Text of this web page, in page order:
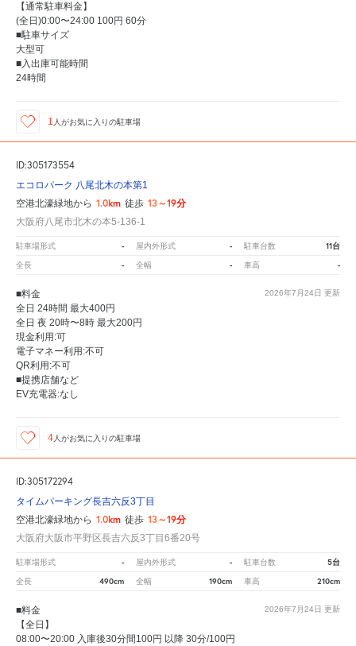
【通常駐車料金】
(全日)0:00〜24:00 100円 60分
■駐車サイズ
大型可
■入出庫可能時間
24時間
1 人がお気に入りの駐車場
ID:305173554
エコロパーク 八尾北木の本第1
空港北濠緑地から 1.0km 徒歩 13～19分
大阪府八尾市北木の本5-136-1
駐車場形式 - 屋内外形式 - 駐車台数 11台
全長 - 全幅 - 車高 -
2026年7月24日 更新
■料金
全日 24時間 最大400円
全日 夜 20時〜8時 最大200円
現金利用:可
電子マネー利用:不可
QR利用:不可
■提携店舗など
EV充電器:なし
4人がお気に入りの駐車場
ID:305172294
タイムパーキング長吉六反3丁目
空港北濠緑地から 1.0km 徒歩 13～19分
大阪府大阪市平野区長吉六反3丁目6番20号
駐車場形式 - 屋内外形式 - 駐車台数 5台
全長 490cm 全幅 190cm 車高 210cm
2026年7月24日 更新
■料金
【全日】
08:00〜20:00 入庫後30分間100円 以降 30分/100円